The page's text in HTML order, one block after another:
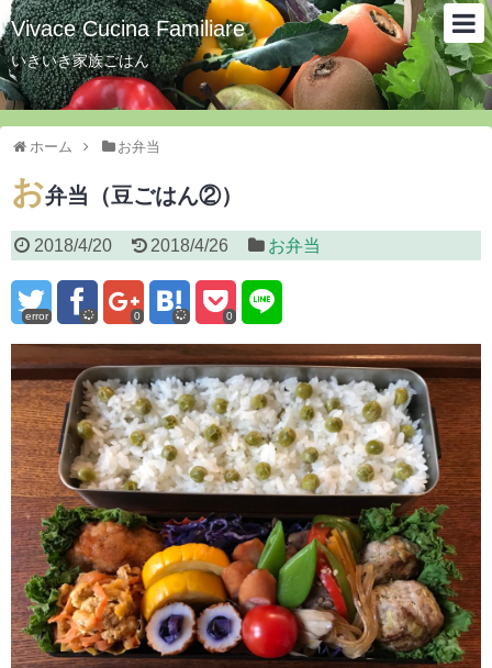
Vivace Cucina Familiare
いきいき家族ごはん
ホーム お弁当
お弁当（豆ごはん②）
2018/4/20 2018/4/26 お弁当
error 0 0